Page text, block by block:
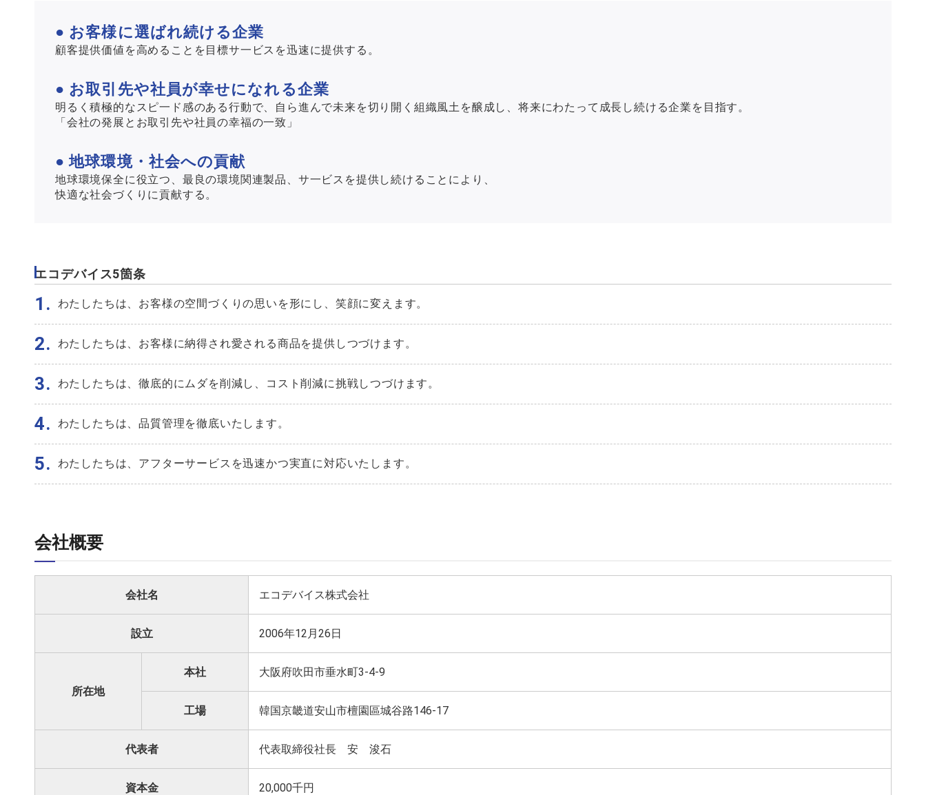
● お客様に選ばれ続ける企業
顧客提供価値を高めることを目標サ一ビスを迅速に提供する。
● お取引先や社員が幸せになれる企業
明るく積極的なスピ一ド感のある行動で、自ら進んで未来を切り開く組織風土を醸成し、将来にわたって成長し続ける企業を目指す。
「会社の発展とお取引先や社員の幸福の一致」
● 地球環境・社会への貢献
地球環境保全に役立つ、最良の環境関連製品、サ一ビスを提供し続けることにより、
快適な社会づくりに貢献する。
エコデバイス5箇条
1. わたしたちは、お客様の空間づくりの思いを形にし、笑顔に変えます。
2. わたしたちは、お客様に納得され愛される商品を提供しつづけます。
3. わたしたちは、徹底的にムダを削減し、コスト削減に挑戦しつづけます。
4. わたしたちは、品質管理を徹底いたします。
5. わたしたちは、アフターサービスを迅速かつ実直に対応いたします。
会社概要
会社名 エコデバイス株式会社
設立 2006年12月26日
所在地
本社 大阪府吹田市垂水町3-4-9
工場 韓国京畿道安山市檀園區城谷路146-17
代表者 代表取締役社長 安 浚石
資本金 20,000千円